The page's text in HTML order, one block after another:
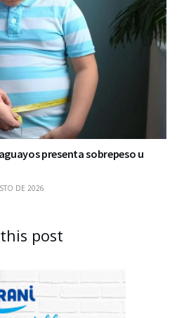
presenta sobrepeso u
DE 2026
post